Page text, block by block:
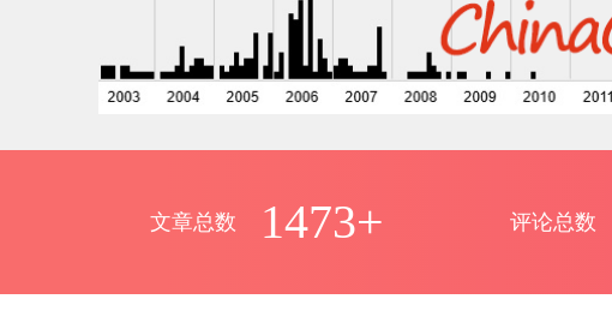
文章总数 1473+ 评论总数